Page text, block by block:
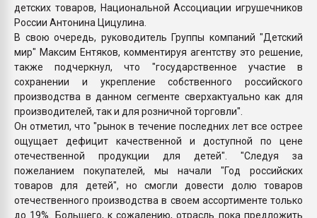
детских товаров, Национальной Ассоциации игрушечников
России Антонина Цицулина.
В свою очередь, руководитель Группы компаний "Детский
мир" Максим Ентяков, комментируя агентству это решение,
также подчеркнул, что "государственное участие в
сохранении и укрепление собственного российского
производства в данном сегменте сверхактуально как для
производителей, так и для розничной торговли".
Он отметил, что "рынок в течение последних лет все острее
ощущает дефицит качественной и доступной по цене
отечественной продукции для детей". "Следуя за
пожеланием покупателей, мы начали "Год российских
товаров для детей", но смогли довести долю товаров
отечественного производства в своем ассортименте только
до 19%. Большего, к сожалению, отрасль пока предложить